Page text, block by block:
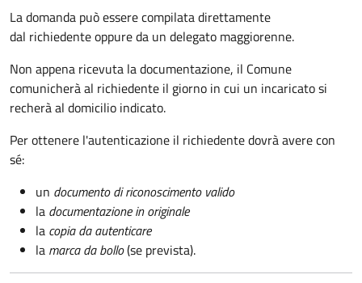
La domanda può essere compilata direttamente
dal richiedente oppure da un delegato maggiorenne.
Non appena ricevuta la documentazione, il Comune
comunicherà al richiedente il giorno in cui un incaricato si
recherà al domicilio indicato.
Per ottenere l'autenticazione il richiedente dovrà avere con
sé:
un documento di riconoscimento valido
la documentazione in originale
la copia da autenticare
la marca da bollo(se prevista).